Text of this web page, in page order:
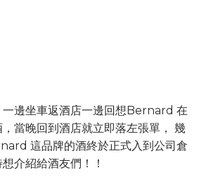
一邊坐車返酒店一邊回想Bernard 在
當晚回到酒店就立即落左張單， 幾
這品牌的酒終於正式入到公司倉
介紹給酒友們！！